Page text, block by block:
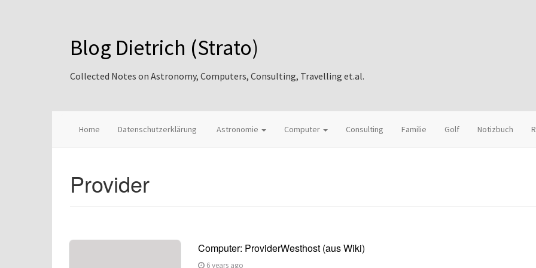
Blog Dietrich (Strato)
Collected Notes on Astronomy, Computers, Consulting, Travelling et.al.
Home Datenschutzerklärung Astronomie Computer Consulting Familie Golf Notizbuch
Provider
Computer: ProviderWesthost (aus Wiki)
6 years ago